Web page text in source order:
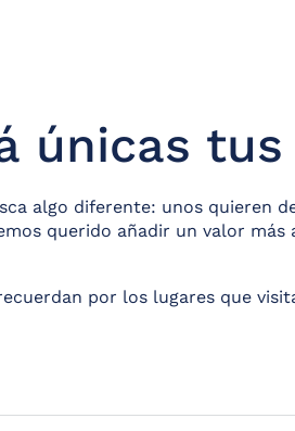
únicas tus
algo diferente: unos quieren
querido añadir un valor
por los lugares que